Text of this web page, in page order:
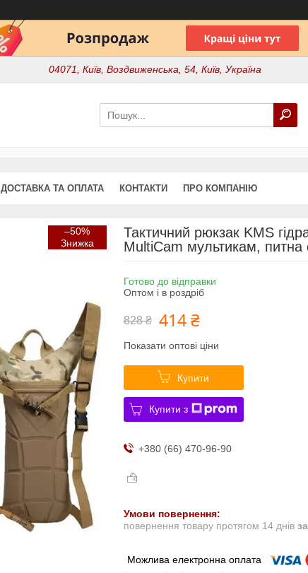
04071, Київ, Воздвиженська, 54, Київ, Україна
ДОСТАВКА ТА ОПЛАТА КОНТАКТИ ПРО КОМПАНІЮ
–50%
Тактичний рюкзак KMS
MultiCam мультикам, питна
Готово до відправки
Оптом і в роздріб
828 ₴ 414 ₴
Показати оптові ціни
Купити
Купити з
+380 (66) 470-96-90
повернення товару протягом 14 днів